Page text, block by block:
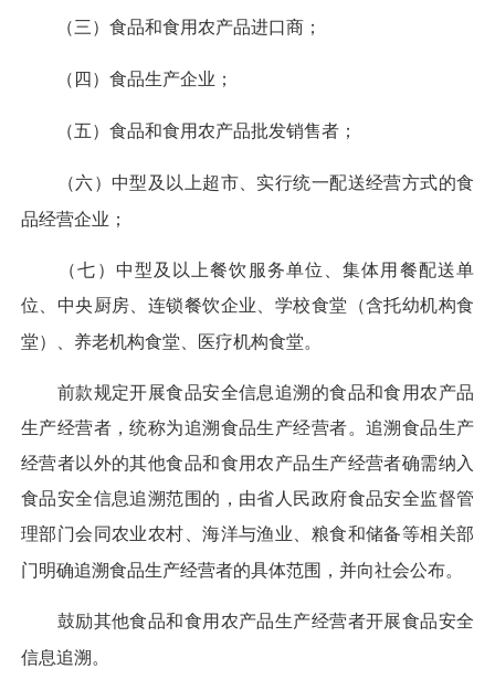
（三）食品和食用农产品进口商；
（四）食品生产企业；
（五）食品和食用农产品批发销售者；
（六）中型及以上超市、实行统一配送经营方式的食
品经营企业；
（七）中型及以上餐饮服务单位、集体用餐配送单
位、中央厨房、连锁餐饮企业、学校食堂（含托幼机构食
堂）、养老机构食堂、医疗机构食堂。
前款规定开展食品安全信息追溯的食品和食用农产品
生产经营者，统称为追溯食品生产经营者。追溯食品生产
经营者以外的其他食品和食用农产品生产经营者确需纳入
食品安全信息追溯范围的，由省人民政府食品安全监督管
理部门会同农业农村、海洋与渔业、粮食和储备等相关部
门明确追溯食品生产经营者的具体范围，并向社会公布。
鼓励其他食品和食用农产品生产经营者开展食品安全
信息追溯。